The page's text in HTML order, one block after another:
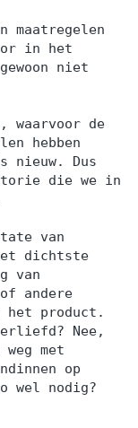
maatregelen
in het
niet
waarvoor de
hebben
nieuw. Dus
die we in
van
dichtste
van
andere
het product.
Nee,
met
op
wel nodig?